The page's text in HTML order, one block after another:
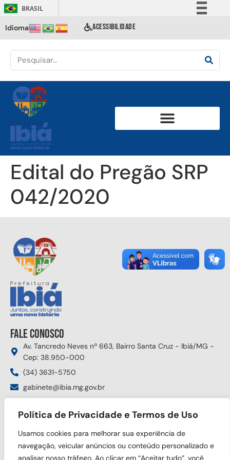
Política de Privacidade e Termos de Uso
Usamos cookies para melhorar sua experiência de
navegação, veicular anúncios ou conteúdo personalizado e
analisar nosso tráfego. Ao clicar em “Aceitar tudo”, você
BRASIL
Comunica BR
Acesso à informação
Idioma ACESSIBILIDADE
Edital do Pregão SRP
042/2020
Fale conosco
Av. Tancredo Neves nº 663, Bairro Santa Cruz - Ibiá/MG -
Cep: 38.950-000
(34) 3631-5750
gabinete@ibia.mg.gov.br